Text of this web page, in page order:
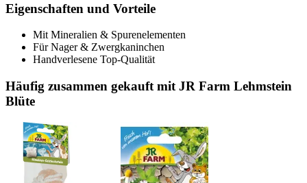
Eigenschaften und Vorteile
Mit Mineralien & Spurenelementen
Für Nager & Zwergkaninchen
Handverlesene Top-Qualität
Häufig zusammen gekauft mit JR Farm Lehmstein
Blüte